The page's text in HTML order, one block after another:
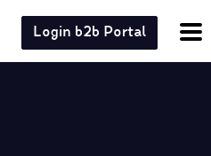
Login b2b Portal